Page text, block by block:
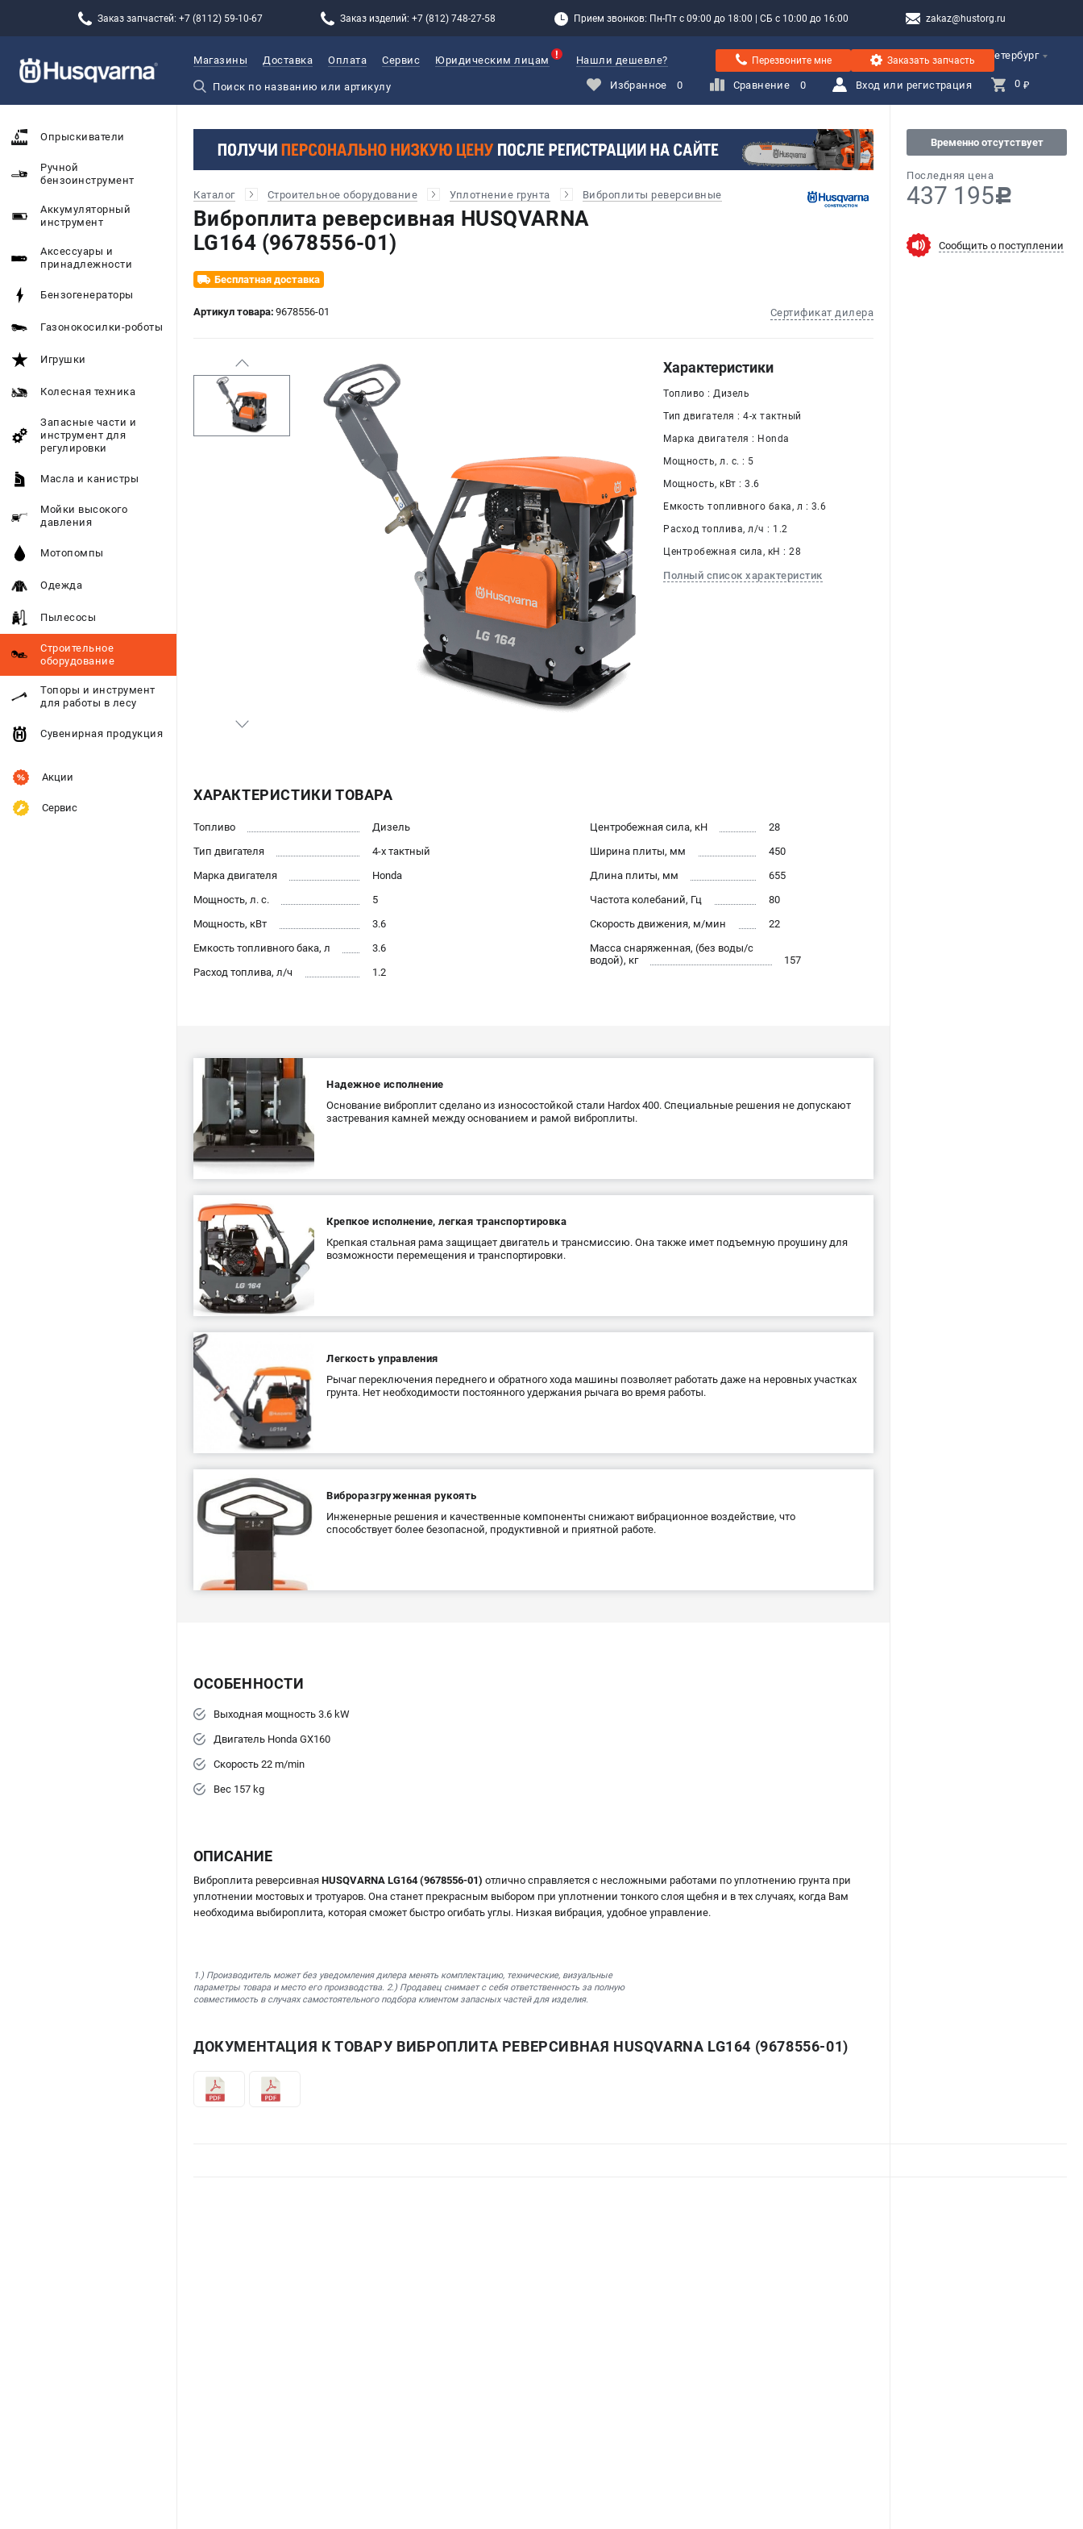
Заказ запчастей: +7 (8112) 59-10-67 Заказ изделий: +7 (812) 748-27-58 Прием звонков: Пн-Пт с 09:00 до 18:00 | СБ с 10:00 до 16:00 zakaz@hustorg.ru
Санкт-Петербург
Магазины Доставка Оплата Сервис Юридическим лицам Нашли дешевле? Перезвоните мне Заказать запчасть
Избранное 0 Сравнение 0 Вход или регистрация 0 ₽
Опрыскиватели
Ручной
бензоинструмент
Аккумуляторный
инструмент
Аксессуары и
принадлежности
Бензогенераторы
Газонокосилки-роботы
Игрушки
Колесная техника
Запасные части и
инструмент для
регулировки
Масла и канистры
Мойки высокого
давления
Мотопомпы
Одежда
Пылесосы
Строительное
оборудование
Топоры и инструмент
для работы в лесу
Сувенирная продукция
Акции
Сервис
Каталог Строительное оборудование Уплотнение грунта Виброплиты реверсивные
Виброплита реверсивная HUSQVARNA
LG164 (9678556-01)
Бесплатная доставка
Артикул товара: 9678556-01 Сертификат дилера
Временно отсутствует
Последняя цена
437 195c
Сообщить о поступлении
Характеристики
Топливо : Дизель
Тип двигателя : 4-х тактный
Марка двигателя : Honda
Мощность, л. с. : 5
Мощность, кВт : 3.6
Емкость топливного бака, л : 3.6
Расход топлива, л/ч : 1.2
Центробежная сила, кН : 28
Полный список характеристик
ХАРАКТЕРИСТИКИ ТОВАРА
Топливо
Дизель
Тип двигателя
4-х тактный
Марка двигателя
Honda
Мощность, л. с.
5
Мощность, кВт
3.6
Емкость топливного бака, л
3.6
Расход топлива, л/ч
1.2
Центробежная сила, кН
28
Ширина плиты, мм
450
Длина плиты, мм
655
Частота колебаний, Гц
80
Скорость движения, м/мин
22
Масса снаряженная, (без воды/с
водой), кг
157
Надежное исполнение
Основание виброплит сделано из износостойкой стали Hardox 400. Специальные решения не допускают
застревания камней между основанием и рамой виброплиты.
Крепкое исполнение, легкая транспортировка
Крепкая стальная рама защищает двигатель и трансмиссию. Она также имет подъемную проушину для
возможности перемещения и транспортировки.
Легкость управления
Рычаг переключения переднего и обратного хода машины позволяет работать даже на неровных участках
грунта. Нет необходимости постоянного удержания рычага во время работы.
Виброразгруженная рукоять
Инженерные решения и качественные компоненты снижают вибрационное воздействие, что
способствует более безопасной, продуктивной и приятной работе.
ОСОБЕННОСТИ
Выходная мощность 3.6 kW
Двигатель Honda GX160
Скорость 22 m/min
Вес 157 kg
ОПИСАНИЕ
Виброплита реверсивная HUSQVARNA LG164 (9678556-01) отлично справляется с несложными работами по уплотнению грунта при
уплотнении мостовых и тротуаров. Она станет прекрасным выбором при уплотнении тонкого слоя щебня и в тех случаях, когда Вам
необходима выбироплита, которая сможет быстро огибать углы. Низкая вибрация, удобное управление.
1.) Производитель может без уведомления дилера менять комплектацию, технические, визуальные
параметры товара и место его производства. 2.) Продавец снимает с себя ответственность за полную
совместимость в случаях самостоятельного подбора клиентом запасных частей для изделия.
ДОКУМЕНТАЦИЯ К ТОВАРУ ВИБРОПЛИТА РЕВЕРСИВНАЯ HUSQVARNA LG164 (9678556-01)